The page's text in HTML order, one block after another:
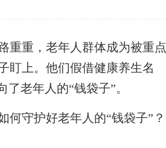
重重，老年人群体成为被重点
盯上。他们假借健康养生名
老年人的“钱袋子”。
何守护好老年人的“钱袋子”？